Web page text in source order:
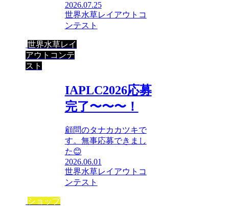
2026.07.25
世界水草レイアウトコ
ンテスト
世界水草レイ
アウトコンテ
スト
IAPLC2026応募
完了〜〜〜！
顧問のタナカカツキで
す。無事応募できまし
た😊
2026.06.01
世界水草レイアウトコ
ンテスト
ショップ